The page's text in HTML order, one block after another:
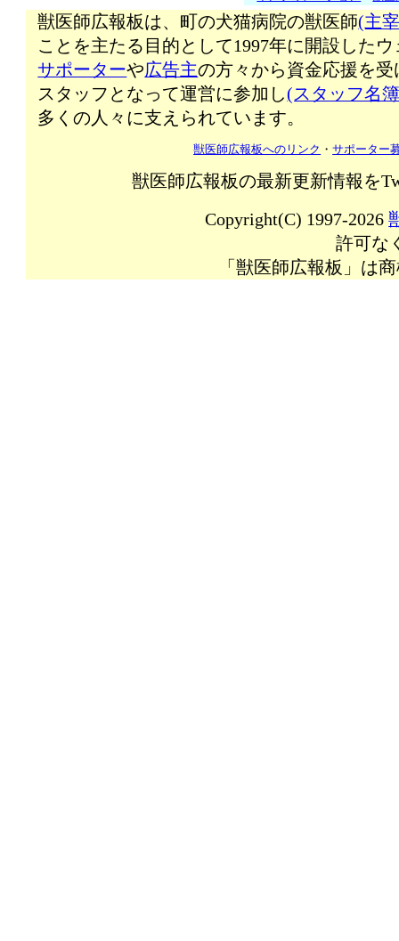
獣医師広報板は、町の犬猫病院の獣医師(主
ことを主たる目的として1997年に開設した
サポーターや広告主の方々から資金応援を受
スタッフとなって運営に参加し(スタッフ名
多くの人々に支えられています。
獣医師広報板へのリンク ・サポーター
獣医師広報板の最新更新情報を
Copyright(C) 1997-2026
許可な
「獣医師広報板」は